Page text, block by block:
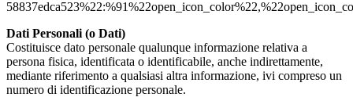
Dati Personali (o Dati)
Costituisce dato personale qualunque informazione relativa a
persona fisica, identificata o identificabile, anche indirettamente,
mediante riferimento a qualsiasi altra informazione, ivi compreso un
numero di identificazione personale.